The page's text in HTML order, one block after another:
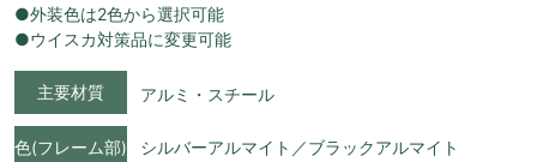
●外装色は2色から選択可能
●ウイスカ対策品に変更可能
主要材質 アルミ・スチール
色(フレーム部) シルバーアルマイト／ブラックアルマイト